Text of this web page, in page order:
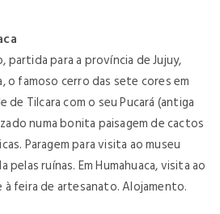
para a província de Jujuy,
o famoso cerro das sete cores em
de Tilcara com o seu Pucará (antiga
numa bonita paisagem de cactos
Paragem para visita ao museu
pelas ruínas. Em Humahuaca, visita ao
à feira de artesanato. Alojamento.